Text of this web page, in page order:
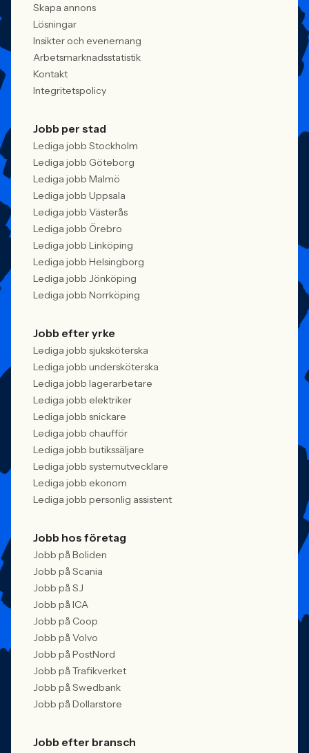
Skapa annons
Lösningar
Insikter och evenemang
Arbetsmarknadsstatistik
Kontakt
Integritetspolicy
Jobb per stad
Lediga jobb Stockholm
Lediga jobb Göteborg
Lediga jobb Malmö
Lediga jobb Uppsala
Lediga jobb Västerås
Lediga jobb Örebro
Lediga jobb Linköping
Lediga jobb Helsingborg
Lediga jobb Jönköping
Lediga jobb Norrköping
Jobb efter yrke
Lediga jobb sjuksköterska
Lediga jobb undersköterska
Lediga jobb lagerarbetare
Lediga jobb elektriker
Lediga jobb snickare
Lediga jobb chaufför
Lediga jobb butikssäljare
Lediga jobb systemutvecklare
Lediga jobb ekonom
Lediga jobb personlig assistent
Jobb hos företag
Jobb på Boliden
Jobb på Scania
Jobb på SJ
Jobb på ICA
Jobb på Coop
Jobb på Volvo
Jobb på PostNord
Jobb på Trafikverket
Jobb på Swedbank
Jobb på Dollarstore
Jobb efter bransch